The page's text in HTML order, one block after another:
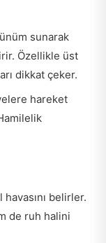
sunarak
Özellikle üst
dikkat çeker.
hareket
belirler.
de ruh halini